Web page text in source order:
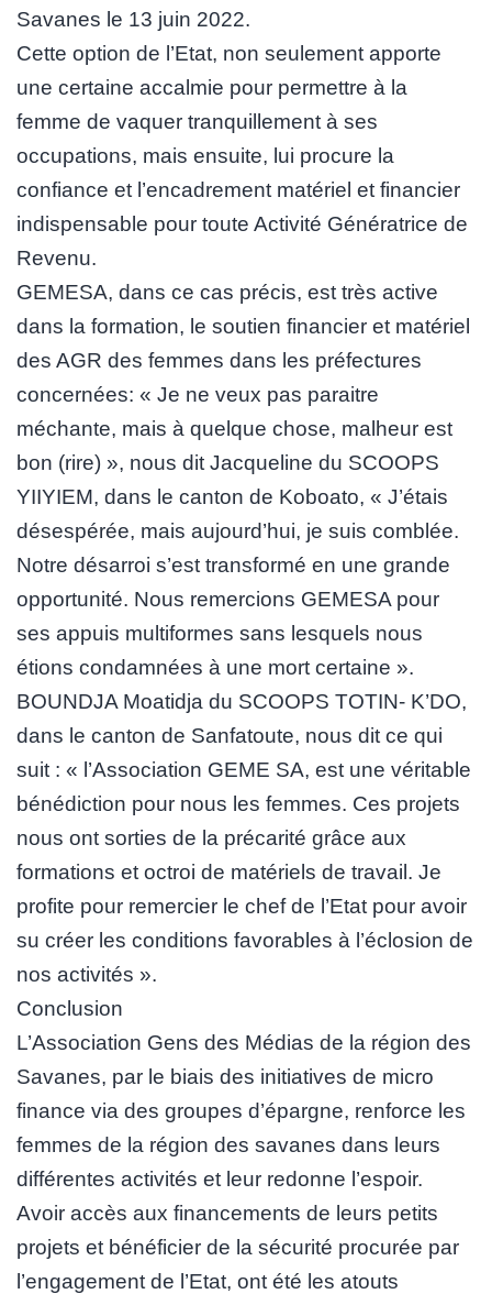
Savanes le 13 juin 2022.
Cette option de l’Etat, non seulement apporte
une certaine accalmie pour permettre à la
femme de vaquer tranquillement à ses
occupations, mais ensuite, lui procure la
confiance et l’encadrement matériel et financier
indispensable pour toute Activité Génératrice de
Revenu.
GEMESA, dans ce cas précis, est très active
dans la formation, le soutien financier et matériel
des AGR des femmes dans les préfectures
concernées: « Je ne veux pas paraitre
méchante, mais à quelque chose, malheur est
bon (rire) », nous dit Jacqueline du SCOOPS
YIIYIEM, dans le canton de Koboato, « J’étais
désespérée, mais aujourd’hui, je suis comblée.
Notre désarroi s’est transformé en une grande
opportunité. Nous remercions GEMESA pour
ses appuis multiformes sans lesquels nous
étions condamnées à une mort certaine ».
BOUNDJA Moatidja du SCOOPS TOTIN- K’DO,
dans le canton de Sanfatoute, nous dit ce qui
suit : « l’Association GEME SA, est une véritable
bénédiction pour nous les femmes. Ces projets
nous ont sorties de la précarité grâce aux
formations et octroi de matériels de travail. Je
profite pour remercier le chef de l’Etat pour avoir
su créer les conditions favorables à l’éclosion de
nos activités ».
Conclusion
L’Association Gens des Médias de la région des
Savanes, par le biais des initiatives de micro
finance via des groupes d’épargne, renforce les
femmes de la région des savanes dans leurs
différentes activités et leur redonne l’espoir.
Avoir accès aux financements de leurs petits
projets et bénéficier de la sécurité procurée par
l’engagement de l’Etat, ont été les atouts